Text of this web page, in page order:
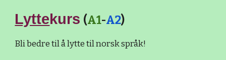
Lyttekurs (A1-A2)
Bli bedre til å lytte til norsk språk!